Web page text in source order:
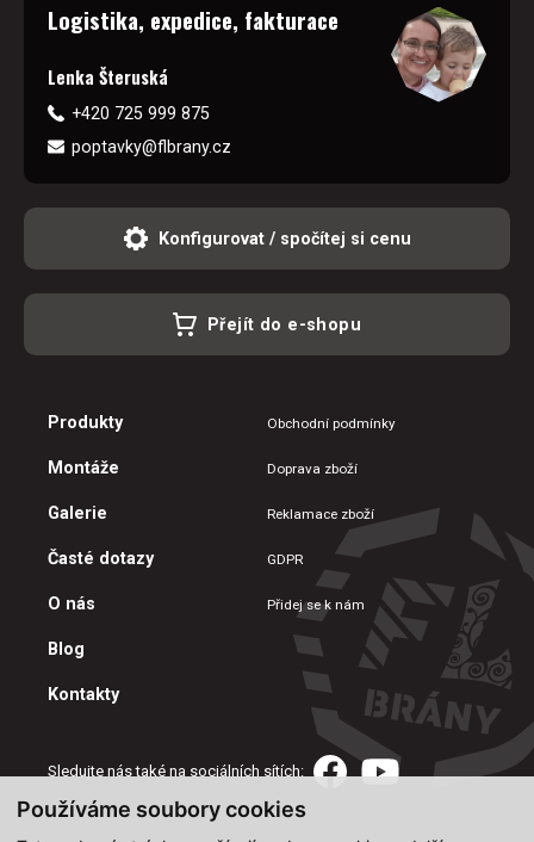
Používáme soubory cookies
Logistika, expedice, fakturace
Lenka Šteruská
+420 725 999 875
poptavky@flbrany.cz
Konfigurovat / spočítej si cenu
Přejít do e-shopu
Produkty
Montáže
Galerie
Časté dotazy
O nás
Blog
Kontakty
Obchodní podmínky
Doprava zboží
Reklamace zboží
GDPR
Přidej se k nám
Sledujte nás také na sociálních sítích: